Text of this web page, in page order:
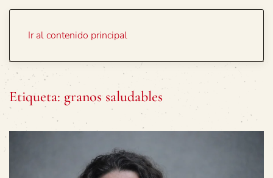
Ir al contenido principal
Etiqueta: granos saludables